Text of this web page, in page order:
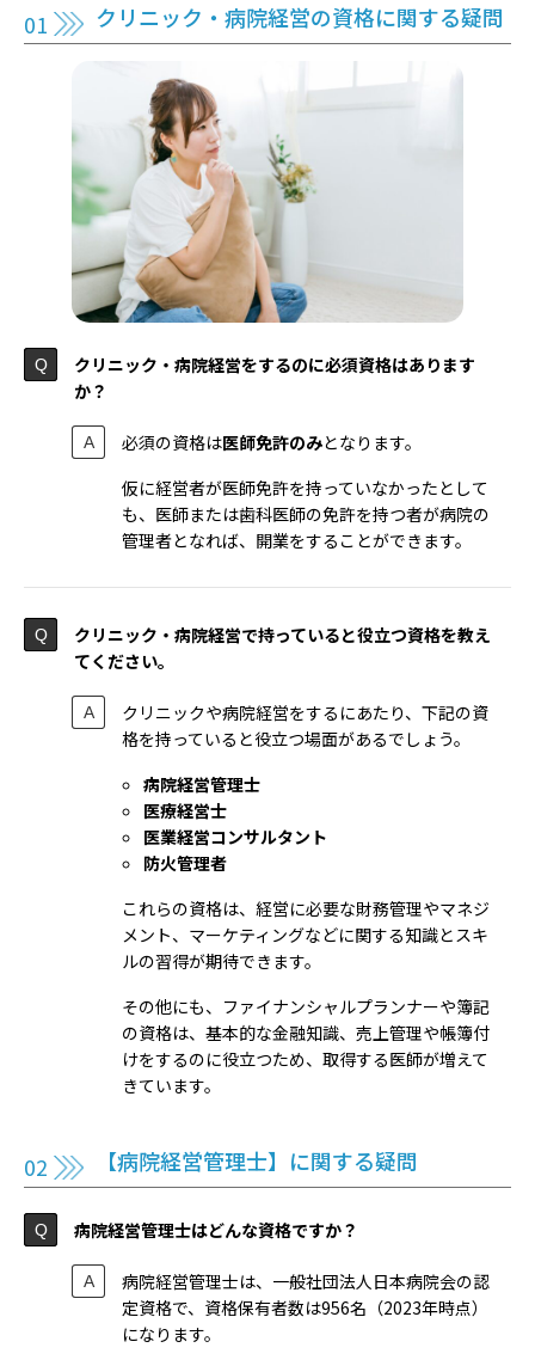
クリニック・病院経営の資格に関する疑問
クリニック・病院経営をするのに必須資格はあります
か？
必須の資格は医師免許のみとなります。
仮に経営者が医師免許を持っていなかったとして
も、医師または歯科医師の免許を持つ者が病院の
管理者となれば、開業をすることができます。
クリニック・病院経営で持っていると役立つ資格を教え
てください。
クリニックや病院経営をするにあたり、下記の資
格を持っていると役立つ場面があるでしょう。
病院経営管理士
医療経営士
医業経営コンサルタント
防火管理者
これらの資格は、経営に必要な財務管理やマネジ
メント、マーケティングなどに関する知識とスキ
ルの習得が期待できます。
その他にも、ファイナンシャルプランナーや簿記
の資格は、基本的な金融知識、売上管理や帳簿付
けをするのに役立つため、取得する医師が増えて
きています。
【病院経営管理士】に関する疑問
病院経営管理士はどんな資格ですか？
病院経営管理士は、一般社団法人日本病院会の認
定資格で、資格保有者数は956名（2023年時点）
になります。